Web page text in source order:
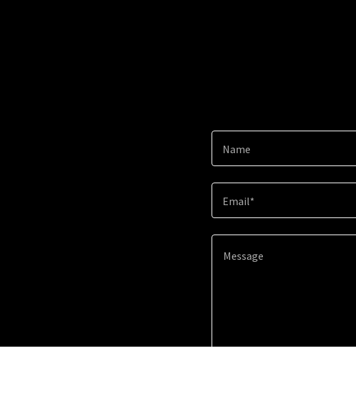
Name
Email*